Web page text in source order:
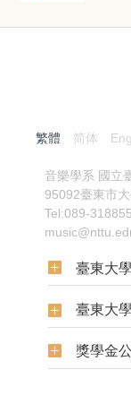
繁體 简体
音樂學系 國立
95092臺東市
Tel:089-
臺東大
臺東大
獎學金